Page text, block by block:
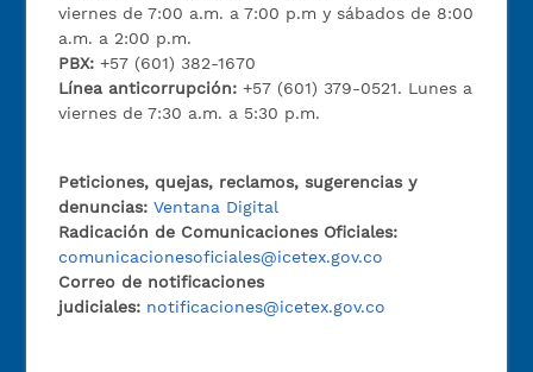
viernes de 7:00 a.m. a 7:00 p.m y sábados de 8:00
a.m. a 2:00 p.m.
PBX:+57 (601) 382-1670
Línea anticorrupción:+57 (601) 379-0521. Lunes a
viernes de 7:30 a.m. a 5:30 p.m.
Peticiones, quejas, reclamos, sugerencias y
denuncias: Ventana Digital
Radicación de Comunicaciones Oficiales:
comunicacionesoficiales@icetex.gov.co
Correo de notificaciones
judiciales: notificaciones@icetex.gov.co